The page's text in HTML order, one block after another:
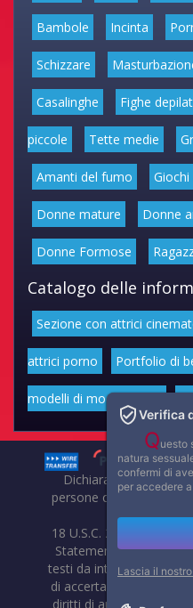
Bambole Incinta
Schizzare
Casalinghe Fighe
piccole Tette medie
Amanti del fumo Giochi
Donne mature Donne
Donne Formose
Catalogo delle
Sezione con attrici
attrici porno Portfolio di
modelli di moda volgari
Dichiarazione di non
persone che
18 U.S.C. 2257 Record-
Statement.
testi da internet, compie
di accertarne il libero
diritti di autore o altri
Verifica
Questo
natura
confermi di
per accedere
Lascia il